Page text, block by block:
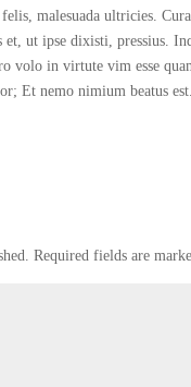
felis, malesuada ultricies.
ut ipse dixisti, pressius.
volo in virtute vim esse
Et nemo nimium beatus est.
Required fields are